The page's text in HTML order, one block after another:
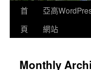
首
頁
亞高
網站
Monthly